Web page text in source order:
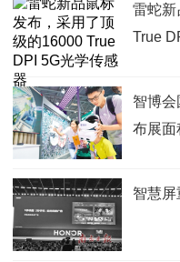
雷蛇
True
智博
布展面
智慧